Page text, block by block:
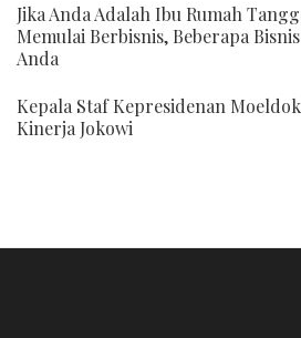
Jika Anda Adalah Ibu Rumah
Memulai Berbisnis, Beberapa
Anda
Kepala Staf Kepresidenan
Kinerja Jokowi